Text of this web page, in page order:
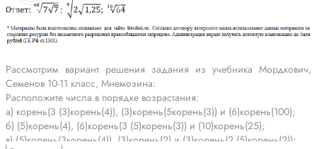
Рассмотрим вариант решения задания из учебника Мордкович,
Семенов 10-11 класс, Мнемозина:
Расположите числа в порядке возрастания:
а) корень(3 (3)корень(4)), (3)корень(5корень(3)) и (6)корень(100);
б) (5)корень(4), (6)корень(3 (5)корень(3)) и (10)корень(25);
в) (5)корень(3корень(4)), (3)корень(2) и (3)корень(2 (5)корень(2));